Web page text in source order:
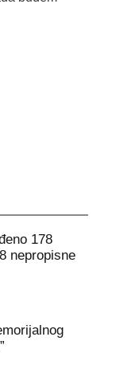
178
nepropisne